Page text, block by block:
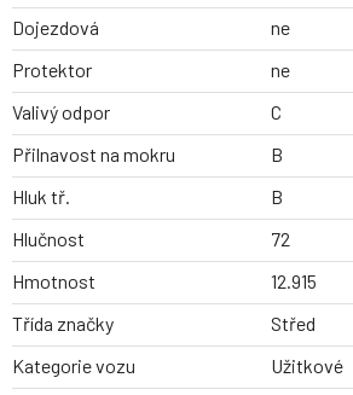
Dojezdová
ne
Protektor
ne
Valivý odpor
C
Přilnavost na mokru
B
Hluk tř.
B
Hlučnost
72
Hmotnost
12.915
Třída značky
Střed
Kategorie vozu
Užitkové